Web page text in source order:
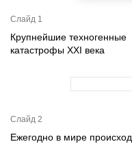
Слайд 1
Крупнейшие техногенные
катастрофы XXI века
Слайд 2
Ежегодно в мире